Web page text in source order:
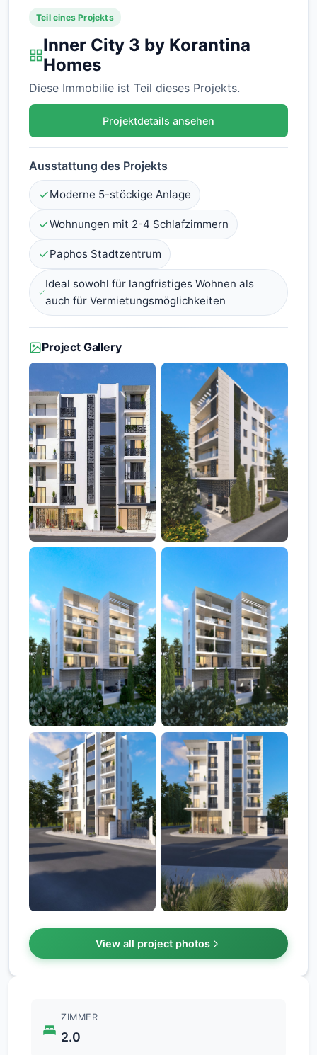
Teil eines Projekts
Inner City 3 by Korantina
Homes
Diese Immobilie ist Teil dieses Projekts.
Projektdetails ansehen
Ausstattung des Projekts
Moderne 5-stöckige Anlage
Wohnungen mit 2-4 Schlafzimmern
Paphos Stadtzentrum
Ideal sowohl für langfristiges Wohnen als
auch für Vermietungsmöglichkeiten
Project Gallery
+7
View all project photos
ZIMMER
2.0